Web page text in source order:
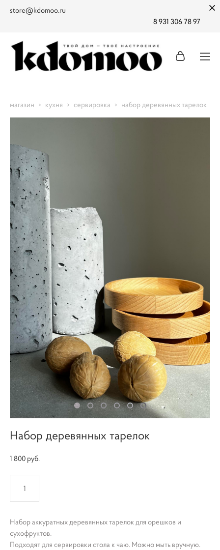
store@kdomoo.ru
8 931 306 78 97
магазин > кухня > сервировка > набор деревянных тарелок
Набор деревянных тарелок
1 800 pуб.
Набор аккуратных деревянных тарелок для орешков и
сухофруктов.
Подходят для сервировки стола к чаю. Можно мыть вручную.